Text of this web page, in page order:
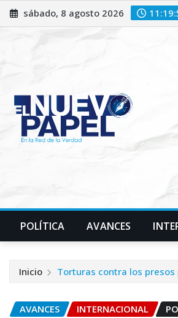
Saltar
al
sábado, 8 agosto 2026
POLÍTICA AVANCES
Inicio Torturas contra los
AVANCES INTERNACIONAL